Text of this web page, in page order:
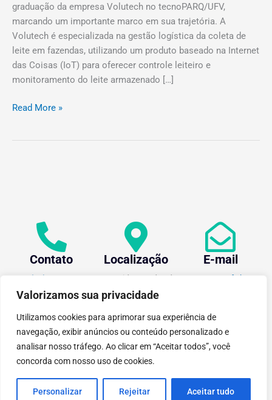
Valorizamos sua privacidade
Utilizamos cookies para aprimorar sua experiência de
navegação, exibir anúncios ou conteúdo personalizado e
analisar nosso tráfego. Ao clicar em “Aceitar todos”, você
concorda com nosso uso de cookies.
Personalizar Rejeitar Aceitar tudo
graduação da empresa Volutech no tecnoPARQ/UFV,
marcando um importante marco em sua trajetória. A
Volutech é especializada na gestão logística da coleta de
leite em fazendas, utilizando um produto baseado na Internet
das Coisas (IoT) para oferecer controle leiteiro e
monitoramento do leite armazenado […]
Read More »
Contato
+55 (31) 3612-1281
Localização
Av. Oraida Mendes de
Castro, 6000 Novo
Silvestre - 36576-400 ,
E-mail
centev@ufv.br